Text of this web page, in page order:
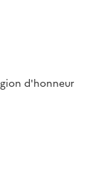
d'honneur